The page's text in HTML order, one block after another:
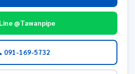
@Tawanpipe
091-169-5732